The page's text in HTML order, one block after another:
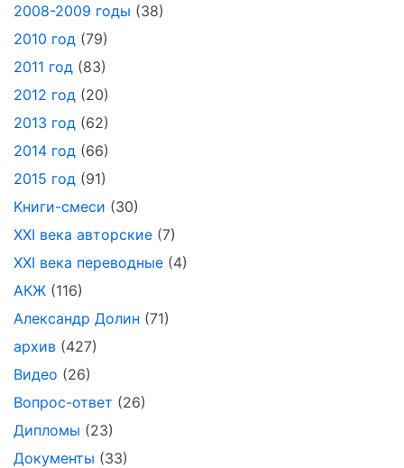
2008-2009 годы (38)
2010 год (79)
2011 год (83)
2012 год (20)
2013 год (62)
2014 год (66)
2015 год (91)
Kниги-смеси (30)
XXI века авторские (7)
XXI века переводные (4)
АКЖ (116)
Александр Долин (71)
архив (427)
Видео (26)
Вопрос-ответ (26)
Дипломы (23)
Документы (33)